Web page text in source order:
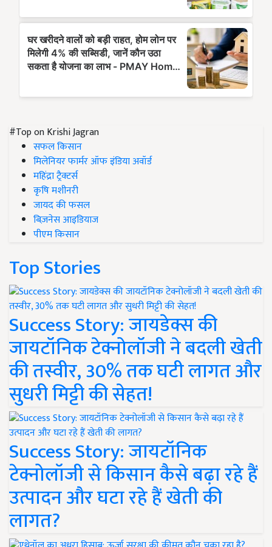
#Top on Krishi Jagran
सफल किसान
मिलेनियर फार्मर ऑफ इंडिया अवॉर्ड
महिंद्रा ट्रैक्टर्स
कृषि मशीनरी
जायद की फसल
बिज़नेस आइडियाज
पीएम किसान
Top Stories
Success Story: जायडेक्स की
जायटॉनिक टेक्नोलॉजी ने बदली खेती
की तस्वीर, 30% तक घटी लागत और
सुधरी मिट्टी की सेहत!
Success Story: जायटॉनिक
टेक्नोलॉजी से किसान कैसे बढ़ा रहे हैं
उत्पादन और घटा रहे हैं खेती की
लागत?